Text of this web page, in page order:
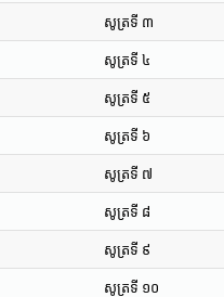
សូត្រទី ៣
សូត្រទី ៤
សូត្រទី ៥
សូត្រទី ៦
សូត្រទី ៧
សូត្រទី ៨
សូត្រទី ៩
សូត្រទី ១០